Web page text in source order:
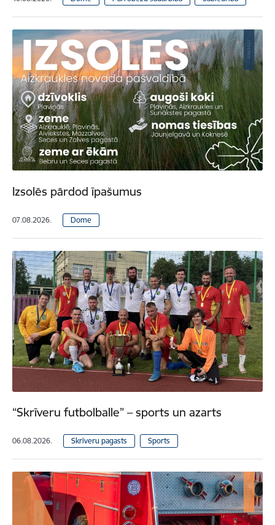
Izsolēs pārdod īpašumus
07.08.2026. Dome
“Skrīveru futbolballe” – sports un azarts
06.08.2026. Skrīveru pagasts Sports